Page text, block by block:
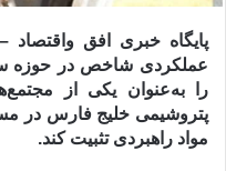
پایگاه خبری افق واقتصاد
عملکردی شاخص در حوزه
را به‌عنوان یکی از
پتروشیمی خلیج فارس در
مواد راهبردی تثبیت کند.